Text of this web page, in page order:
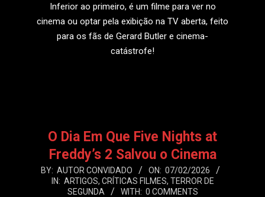
Inferior ao primeiro, é um filme para ver no
cinema ou optar pela exibição na TV aberta, feito
para os fãs de Gerard Butler e cinema-
catástrofe!
O Dia Em Que Five Nights at
Freddy’s 2 Salvou o Cinema
2026-
BY: AUTOR CONVIDADO ON: 07/02/2026
IN: ARTIGOS, CRÍTICAS FILMES, TERROR DE
SEGUNDA
WITH: 0 COMMENTS